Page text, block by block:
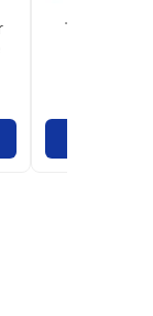
Tinklo kroviklis